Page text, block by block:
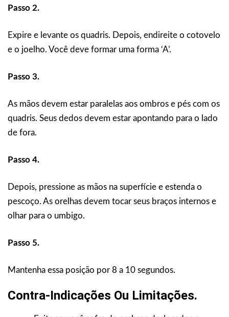
Passo 2.
Expire e levante os quadris. Depois, endireite o cotovelo
e o joelho. Você deve formar uma forma ‘A’.
Passo 3.
As mãos devem estar paralelas aos ombros e pés com os
quadris. Seus dedos devem estar apontando para o lado
de fora.
Passo 4.
Depois, pressione as mãos na superfície e estenda o
pescoço. As orelhas devem tocar seus braços internos e
olhar para o umbigo.
Passo 5.
Mantenha essa posição por 8 a 10 segundos.
Contra-Indicações Ou Limitações.